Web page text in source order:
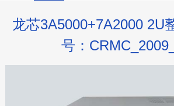
龙芯3A5000+7A2000 2U
号：